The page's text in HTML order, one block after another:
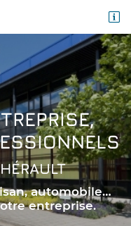

automobile…
entreprise.